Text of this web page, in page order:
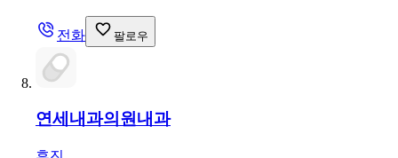
전화 팔로우
연세내과의원내과